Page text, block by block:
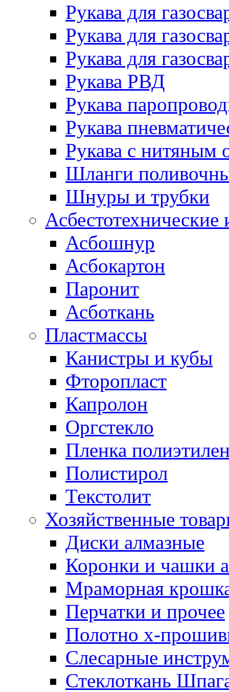
Рукава для
Рукава для
Рукава для
Рукава РВД
Рукава
Рукава
Рукава с нитяным
Шланги
Шнуры и трубки
Асбестотехнические
Асбошнур
Асбокартон
Паронит
Асботкань
Пластмассы
Канистры и кубы
Фторопласт
Капролон
Оргстекло
Пленка
Полистирол
Текстолит
Хозяйственные
Диски алмазные
Коронки и чашки
Мраморная
Перчатки и прочее
Полотно х-
Слесарные
Стеклоткань